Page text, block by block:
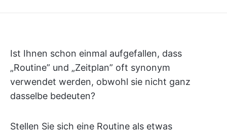
Ist Ihnen schon einmal aufgefallen, dass
„Routine” und „Zeitplan” oft synonym
verwendet werden, obwohl sie nicht ganz
dasselbe bedeuten?
Stellen Sie sich eine Routine als etwas